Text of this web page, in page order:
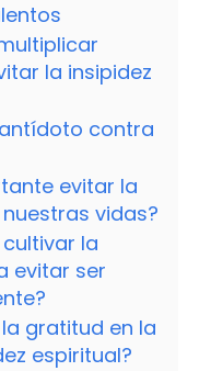
la insipidez
contra
evitar la
vidas?
la
evitar ser
gratitud en la
espiritual?